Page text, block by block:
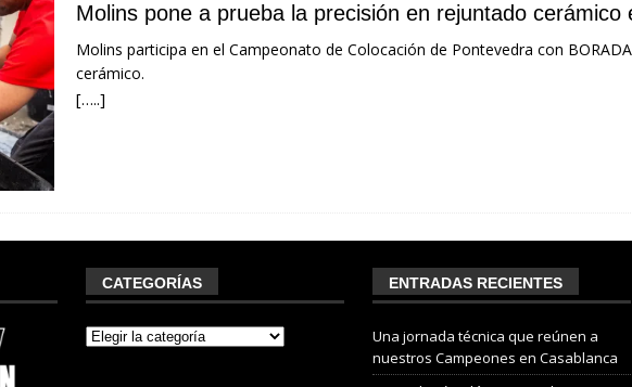
Molins pone a prueba la precisión en rejuntado cerámico
Molins participa en el Campeonato de Colocación de Pontevedra con
cerámico.
[…..]
CATEGORÍAS ENTRADAS RECIENTES
Una jornada técnica que reúnen a
nuestros Campeones en Casablanca